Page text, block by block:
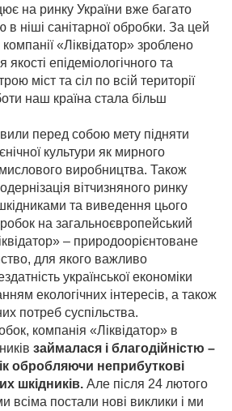
на ринку України вже багато
в ніші санітарної обробки. За цей
«Ліквідатор» зроблено
епідеміологічного та
міст та сіл по всій території
наш країна стала більш
перед собою мету підняти
культури як мирного
виробництва. Також
вітчизняного ринку
та виведення цього
на загальноєвропейський
– природоорієнтоване
для якого важливо
української економіки
екологічних інтересів, а також
потреб суспільства.
компанія «Ліквідатор» в
займалася і благодійністю –
обробляючи неприбуткові
шкідників. Але після 24 лютого
всіма постали нові виклики і ми